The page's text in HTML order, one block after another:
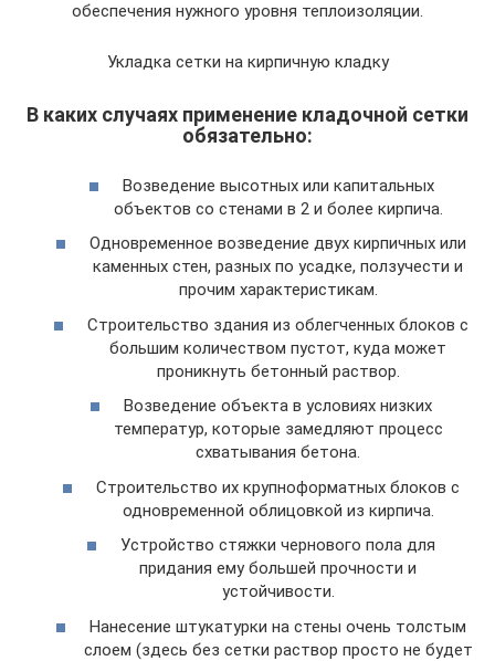
обеспечения нужного уровня теплоизоляции.
Укладка сетки на кирпичную кладку
В каких случаях применение кладочной сетки
обязательно:
Возведение высотных или капитальных
объектов со стенами в 2 и более кирпича.
Одновременное возведение двух кирпичных или
каменных стен, разных по усадке, ползучести и
прочим характеристикам.
Строительство здания из облегченных блоков с
большим количеством пустот, куда может
проникнуть бетонный раствор.
Возведение объекта в условиях низких
температур, которые замедляют процесс
схватывания бетона.
Строительство их крупноформатных блоков с
одновременной облицовкой из кирпича.
Устройство стяжки чернового пола для
придания ему большей прочности и
устойчивости.
Нанесение штукатурки на стены очень толстым
слоем (здесь без сетки раствор просто не будет